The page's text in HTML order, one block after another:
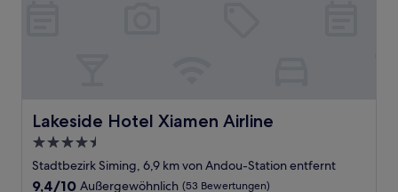
Lakeside Hotel Xiamen Airline
Lakeside Hotel Xiamen Airline
4.5-
Sterne-
Unterkunft
Stadtbezirk Siming, 6,9 km von Andou-Station entfernt
9.4
9,4/10 Außergewöhnlich (53 Bewertungen)